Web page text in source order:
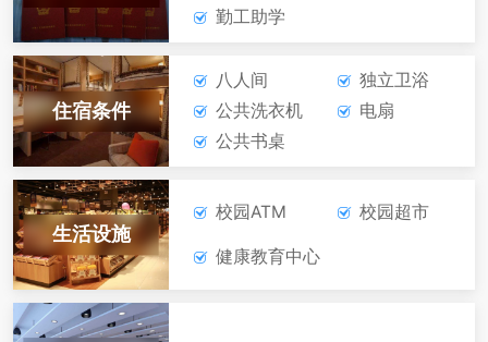
勤工助学
住宿条件
八人间
独立卫浴
公共洗衣机
电扇
公共书桌
生活设施
校园ATM 校园超市
健康教育中心